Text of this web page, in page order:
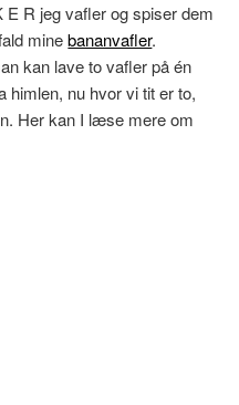
R jeg vafler og spiser dem
minebananvafler.
kan lave to vafler på én
himlen, nu hvor vi tit er to,
Her kan I læse mere om